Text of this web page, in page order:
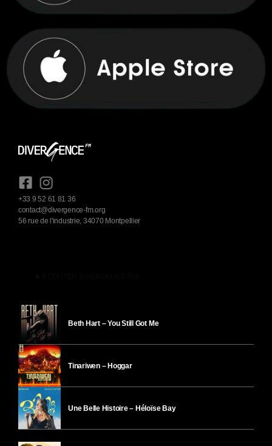
+33 9 52 61 81 36
contact@divergence-fm.org
56 rue de l'industrie, 34070 Montpellier
Beth Hart – You Still Got Me
Tinariwen – Hoggar
Une Belle Histoire – Héloïse Bay